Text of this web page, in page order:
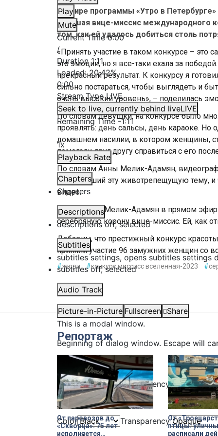
Play
Mute
Current Time0:00
/
Duration1:11
Loaded:20.42%
0:00
Stream TypeLIVE
Seek to live, currently behind liveLIVE
Remaining Time-1:11
1x
Playback Rate
Chapters
Chapters
Descriptions
descriptions off, selected
Subtitles
subtitles settings, opens subtitles settings
subtitles off, selected
Audio Track
Picture-in-Picture Fullscreen
Share
This is a modal window.
Beginning of dialog window. Escape will
Color Transparency
Background
Color Transparency
В эфире программы «Утро в
ставшая вице-миссис международного
том, как ей удалось добиться столь
«Принять участие в таком конкурсе –
это эмоции, но я все-таки ехала за
прекрасный результат. К конкурсу я
сильно постараться, чтобы выглядеть и
очень высокий уровень», – поделилась
По словам девушки, на конкурсе было
проявлять: день сальсы, день караоке.
домашнем насилии, в котором женщины,
помогали друг другу справиться с его
По словам Анны Мелик-Адамян,
затронувший эту животрепещущую тему,
видео.
Кстати, Анна Мелик-Адамян в прямом
серебряную корону вице-миссис. Ей, как
Добавим, что престижный конкурс
приняли участие 96 замужних женщин со
#жюри #конкурс миссисс вселенная-2023 #
Репортаж
От паровозов до
«Скворца»: 75 лет
исполняется
От
птицы:
расписали